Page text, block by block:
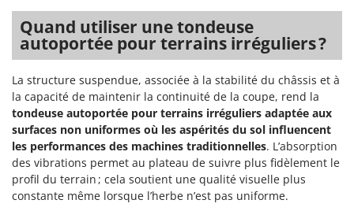
P
Palazzetti
Palumbo Pavi
Partisani
Paterlini
Philips
Pramac
Prismafood
Quand utiliser une tondeuse
autoportée pour terrains irréguliers ?
La structure suspendue, associée à la stabilité du châssis et à
la capacité de maintenir la continuité de la coupe, rend la
tondeuse autoportée pour terrains irréguliers adaptée aux
surfaces non uniformes où les aspérités du sol influencent
les performances des machines traditionnelles. L’absorption
des vibrations permet au plateau de suivre plus fidèlement le
profil du terrain ; cela soutient une qualité visuelle plus
constante même lorsque l’herbe n’est pas uniforme.